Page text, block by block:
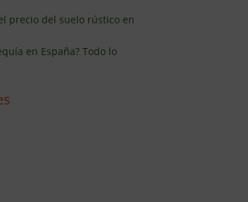
precio del suelo rústico en
en España? Todo lo